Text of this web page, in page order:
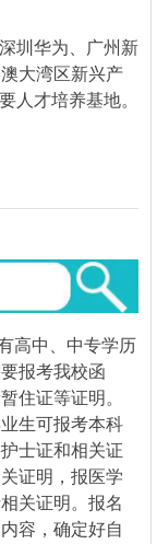
圳华为、广州新
大湾区新兴产
人才培养基地。
高中、中专学历
报考我校函
住证等证明。
生可报考本科
士证和相关证
证明，报医学
关证明。报名
容，确定好自